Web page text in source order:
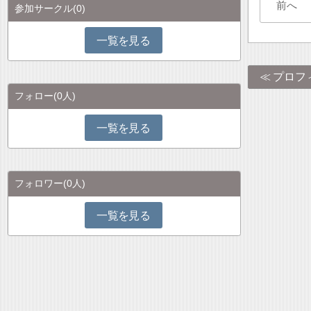
前へ
プロフ
参加サークル(0)
一覧を見る
フォロー(0人)
一覧を見る
フォロワー(0人)
一覧を見る